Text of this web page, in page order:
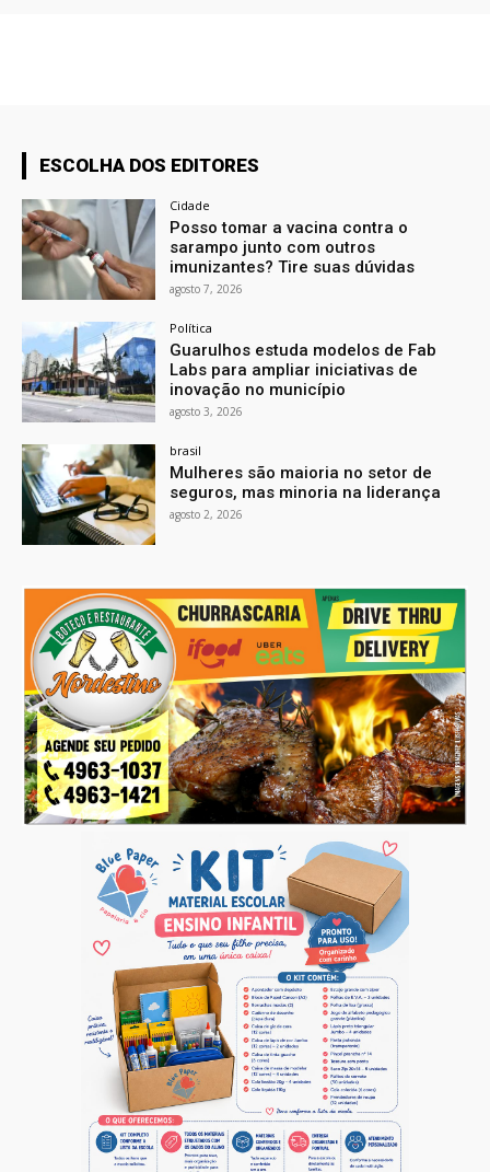
ESCOLHA DOS EDITORES
Cidade
Posso tomar a vacina contra o
sarampo junto com outros
imunizantes? Tire suas dúvidas
agosto 7, 2026
Política
Guarulhos estuda modelos de Fab
Labs para ampliar iniciativas de
inovação no município
agosto 3, 2026
brasil
Mulheres são maioria no setor de
seguros, mas minoria na liderança
agosto 2, 2026